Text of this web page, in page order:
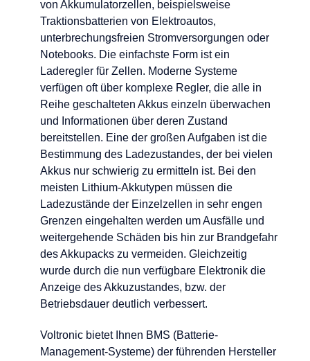
von Akkumulatorzellen, beispielsweise
Traktionsbatterien von Elektroautos,
unterbrechungsfreien Stromversorgungen oder
Notebooks. Die einfachste Form ist ein
Laderegler für Zellen. Moderne Systeme
verfügen oft über komplexe Regler, die alle in
Reihe geschalteten Akkus einzeln überwachen
und Informationen über deren Zustand
bereitstellen. Eine der großen Aufgaben ist die
Bestimmung des Ladezustandes, der bei vielen
Akkus nur schwierig zu ermitteln ist. Bei den
meisten Lithium-Akkutypen müssen die
Ladezustände der Einzelzellen in sehr engen
Grenzen eingehalten werden um Ausfälle und
weitergehende Schäden bis hin zur Brandgefahr
des Akkupacks zu vermeiden. Gleichzeitig
wurde durch die nun verfügbare Elektronik die
Anzeige des Akkuzustandes, bzw. der
Betriebsdauer deutlich verbessert.
Voltronic bietet Ihnen BMS (Batterie-
Management-Systeme) der führenden Hersteller